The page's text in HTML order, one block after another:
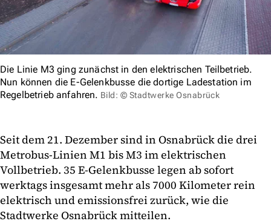
Die Linie M3 ging zunächst in den elektrischen Teilbetrieb.
Nun können die E-Gelenkbusse die dortige Ladestation im
Regelbetrieb anfahren. Bild: © Stadtwerke Osnabrück
Seit dem 21. Dezember sind in Osnabrück die drei
Metrobus-Linien M1 bis M3 im elektrischen
Vollbetrieb. 35 E-Gelenkbusse legen ab sofort
werktags insgesamt mehr als 7000 Kilometer rein
elektrisch und emissionsfrei zurück, wie die
Stadtwerke Osnabrück mitteilen.